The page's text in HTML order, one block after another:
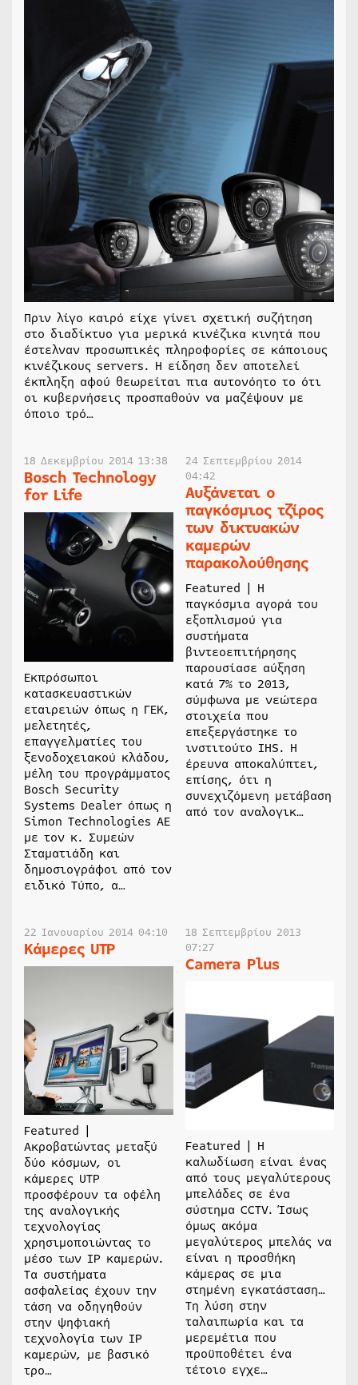
Πριν λίγο καιρό είχε γίνει σχετική συζήτηση
στο διαδίκτυο για μερικά κινέζικα κινητά που
έστελναν προσωπικές πληροφορίες σε κάποιους
κινέζικους servers. Η είδηση δεν αποτελεί
έκπληξη αφού θεωρείται πια αυτονόητο το ότι
οι κυβερνήσεις προσπαθούν να μαζέψουν με
όποιο τρό…
18 Δεκεμβρίου 2014 13:38
Bosch Technology
for Life
Εκπρόσωποι
κατασκευαστικών
εταιρειών όπως η ΓΕΚ,
μελετητές,
επαγγελματίες του
ξενοδοχειακού κλάδου,
μέλη του προγράμματος
Bosch Security
Systems Dealer όπως η
Simon Technologies AE
με τον κ. Συμεών
Σταματιάδη και
δημοσιογράφοι από τον
ειδικό Τύπο, α…
24 Σεπτεμβρίου 2014
04:42
Αυξάνεται ο
παγκόσμιος τζίρος
των δικτυακών
καμερών
παρακολούθησης
Featured | Η
παγκόσμια αγορά του
εξοπλισμού για
συστήματα
βιντεοεπιτήρησης
παρουσίασε αύξηση
κατά 7% το 2013,
σύμφωνα με νεώτερα
στοιχεία που
επεξεργάστηκε το
ινστιτούτο IHS. Η
έρευνα αποκαλύπτει,
επίσης, ότι η
συνεχιζόμενη μετάβαση
από τον αναλογικ…
22 Ιανουαρίου 2014 04:10
Κάμερες UTP
Featured |
Ακροβατώντας μεταξύ
δύο κόσμων, οι
κάμερες UTP
προσφέρουν τα οφέλη
της αναλογικής
τεχνολογίας
χρησιμοποιώντας το
μέσο των IP καμερών.
Τα συστήματα
ασφαλείας έχουν την
τάση να οδηγηθούν
στην ψηφιακή
τεχνολογία των IP
καμερών, με βασικό
τρο…
18 Σεπτεμβρίου 2013
07:27
Camera Plus
Featured | Η
καλωδίωση είναι ένας
από τους μεγαλύτερους
μπελάδες σε ένα
σύστημα CCTV. Ίσως
όμως ακόμα
μεγαλύτερος μπελάς να
είναι η προσθήκη
κάμερας σε μια
στημένη εγκατάσταση…
Τη λύση στην
ταλαιπωρία και τα
μερεμέτια που
προϋποθέτει ένα
τέτοιο εγχε…